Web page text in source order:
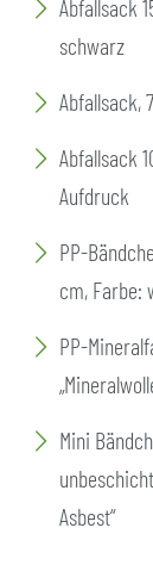
Abfallsack
schwarz
Abfallsack,
Abfallsack
Aufdruck
PP-
cm, Farbe:
PP-
Mini
Asbest“